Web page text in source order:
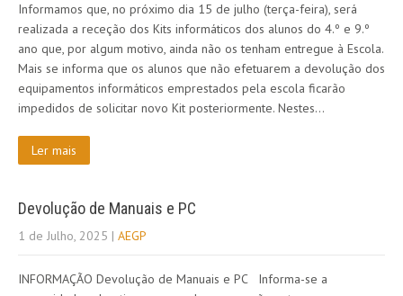
Informamos que, no próximo dia 15 de julho (terça-feira), será
realizada a receção dos Kits informáticos dos alunos do 4.º e 9.º
ano que, por algum motivo, ainda não os tenham entregue à Escola.
Mais se informa que os alunos que não efetuarem a devolução dos
equipamentos informáticos emprestados pela escola ficarão
impedidos de solicitar novo Kit posteriormente. Nestes…
Ler mais
Devolução de Manuais e PC
1 de Julho, 2025 | AEGP
INFORMAÇÃO Devolução de Manuais e PC Informa-se a